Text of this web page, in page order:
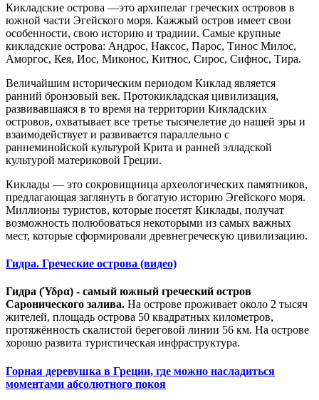
Кикладские острова —это архипелаг греческих островов в
южной части Эгейского моря. Кажжый остров имеет свои
особенности, свою историю и традиии. Самые крупные
кикладские острова: Андрос, Наксос, Парос, Тинос Милос,
Аморгос, Кея, Иос, Миконос, Китнос, Сирос, Сифнос, Тира.
Величайшим историческим периодом Киклад является
ранний бронзовый век. Протокикладская цивилизация,
развивавшаяся в то время на территории Кикладских
островов, охватывает все третье тысячелетие до нашей эры и
взаимодействует и развивается параллельно с
раннеминойской культурой Крита и ранней элладской
культурой материковой Греции.
Киклады — это сокровищница археологических памятников,
предлагающая заглянуть в богатую историю Эгейского моря.
Миллионы туристов, которые посетят Киклады, получат
возможность полюбоваться некоторыми из самых важных
мест, которые сформировали древнегреческую цивилизацию.
Гидра. Греческие острова (видео)
Гидра (Ύδρα) - самый южный греческий остров
Саронического залива. На острове проживает около 2 тысяч
жителей, площадь острова 50 квадратных километров,
протяжённость скалистой береговой линии 56 км. На острове
хорошо развита туристическая инфраструктура.
Горная деревушка в Греции, где можно насладиться
моментами абсолютного покоя